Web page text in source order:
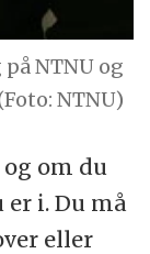
NTNU og
NTNU)
om du
i. Du må
eller